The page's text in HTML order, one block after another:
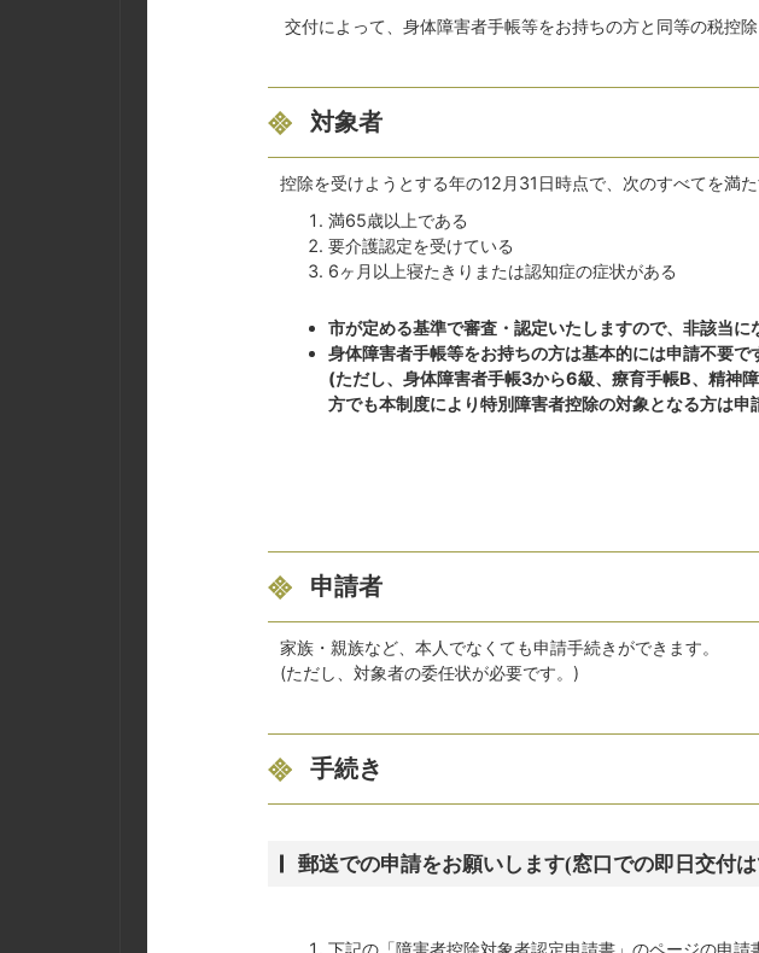
交付によって、身体障害者手帳等をお持ちの方と同等の税控除
対象者
控除を受けようとする年の12月31日時点で、次のすべてを満た
満65歳以上である
要介護認定を受けている
6ヶ月以上寝たきりまたは認知症の症状がある
市が定める基準で審査・認定いたしますので、非該当に
身体障害者手帳等をお持ちの方は基本的には申請不要で
(ただし、身体障害者手帳3から6級、療育手帳B、精神
方でも本制度により特別障害者控除の対象となる方は申
申請者
家族・親族など、本人でなくても申請手続きができます。
(ただし、対象者の委任状が必要です。)
手続き
郵送での申請をお願いします(窓口での即日交付
下記の「障害者控除対象者認定申請書」のページの申